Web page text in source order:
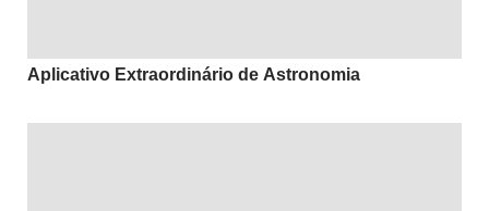
Aplicativo Extraordinário de Astronomia